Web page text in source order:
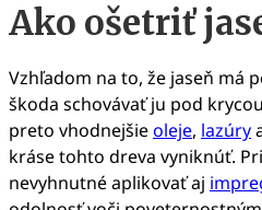
Ako ošetriť
Vzhľadom na to, že jaseň má
škoda schovávať ju pod
preto vhodnejšieoleje, lazúry
kráse tohto dreva vyniknúť.
nevyhnutné aplikovať aj